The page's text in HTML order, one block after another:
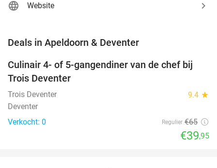
Website
Deals in Apeldoorn & Deventer
39%
TODAY
Culinair 4- of 5-gangendiner van de chef bij
Trois Deventer
Trois Deventer 9.4 star
Deventer
Verkocht: 0
Regulier €65
€39,95